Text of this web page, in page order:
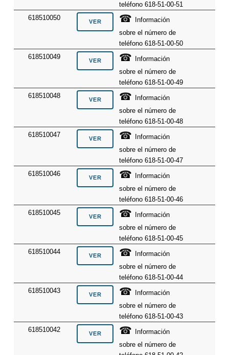
teléfono 618-51-00-51
618510050
☎
Información
sobre el número de
teléfono 618-51-00-50
618510049
☎
Información
sobre el número de
teléfono 618-51-00-49
618510048
☎
Información
sobre el número de
teléfono 618-51-00-48
618510047
☎
Información
sobre el número de
teléfono 618-51-00-47
618510046
☎
Información
sobre el número de
teléfono 618-51-00-46
618510045
☎
Información
sobre el número de
teléfono 618-51-00-45
618510044
☎
Información
sobre el número de
teléfono 618-51-00-44
618510043
☎
Información
sobre el número de
teléfono 618-51-00-43
618510042
☎
Información
sobre el número de